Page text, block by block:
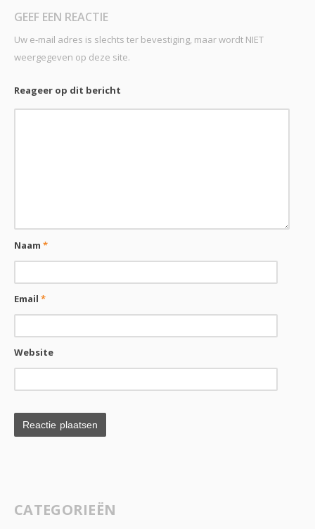
GEEF EEN REACTIE
Uw e-mail adres is slechts ter bevestiging, maar wordt NIET
weergegeven op deze site.
Reageer op dit bericht
Naam*
Email*
Website
CATEGORIEËN